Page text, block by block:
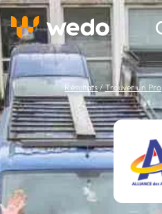
Annuaire des Artisans
Demande de devis
Réalisations
Aides et subventions
Offres d'emploi
Résultats / Trouver un Pro